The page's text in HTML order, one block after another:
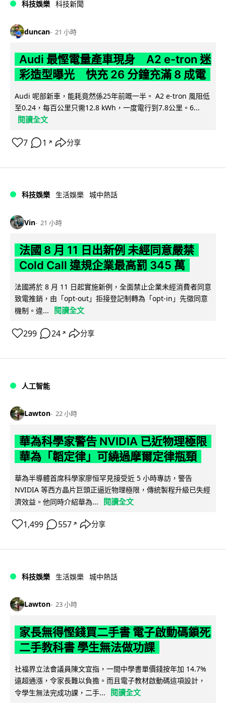
科技娛樂 科技新聞
duncan 21 小時
Audi 最慳電量產車現身 A2 e-tron 迷
彩造型曝光 快充 26 分鐘充滿 8 成電
Audi 呢部新車，能耗竟然係25年前嘅一半。 A2 e-tron 風阻低
至0.24，每百公里只需12.8 kWh，一度電行到7.8公里。6...
閱讀全文
7 1 ↗ 分享
科技娛樂 生活娛樂 城中熱話
Vin 21 小時
法國 8 月 11 日出新例 未經同意嚴禁
Cold Call 違規企業最高罰 345 萬
法國將於 8 月 11 日起實施新例，全面禁止企業未經消費者同意
致電推銷，由「opt-out」拒接登記制轉為「opt-in」先徵同意
機制。違...
閱讀全文
299 24 ↗ 分享
人工智能
Lawton 22 小時
華為科學家警告 NVIDIA 已近物理極限
華為「韜定律」可繞過摩爾定律瓶頸
華為半導體首席科學家廖恒罕見接受近 5 小時專訪，警告
NVIDIA 等西方晶片巨頭正逼近物理極限，傳統製程升級已失經
濟效益。他同時介紹華為...
閱讀全文
1,499 557 ↗ 分享
科技娛樂 生活娛樂 城中熱話
Lawton 23 小時
家長無得慳錢買二手書 電子啟動碼鎖死
二手教科書 學生無法做功課
社福界立法會議員陳文宜指，一間中學書單價錢按年加 14.7%
遠超通漲，令家長難以負擔。而且電子教材啟動碼這項設計，
令學生無法完成功課，二手...
閱讀全文